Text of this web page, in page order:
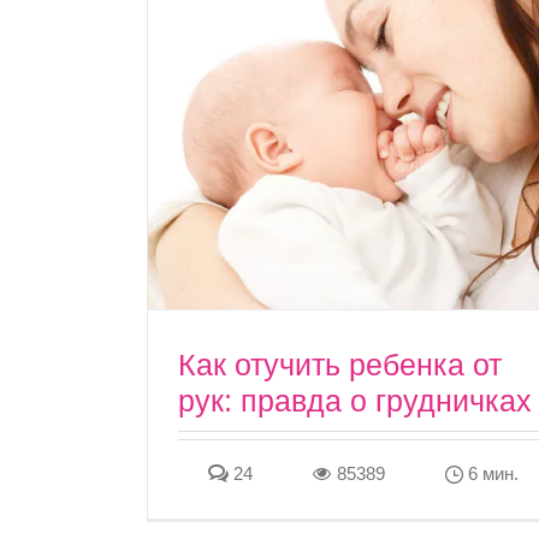
Как отучить ребенка от
рук: правда о грудничках
24 85389 6 мин.